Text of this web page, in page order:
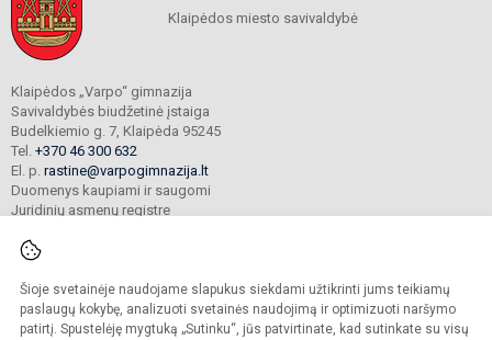
Šioje svetainėje naudojame slapukus siekdami užtikrinti jums teikiamų
paslaugų kokybę, analizuoti svetainės naudojimą ir optimizuoti naršymo
patirtį. Spustelėję mygtuką „Sutinku“, jūs patvirtinate, kad sutinkate su visų
Klaipėdos miesto savivaldybė
Klaipėdos „Varpo“ gimnazija
Savivaldybės biudžetinė įstaiga
Budelkiemio g. 7, Klaipėda 95245
Tel. +370 46 300 632
El. p. rastine@varpogimnazija.lt
Duomenys kaupiami ir saugomi
Juridinių asmenų registre
© 2025. Klaipėdos „Varpo“ gimnazija. Visos teisės saugomos.
Kopijuoti turinį be raštiško įstaigos administracijos sutikimo griežtai draudžiama.